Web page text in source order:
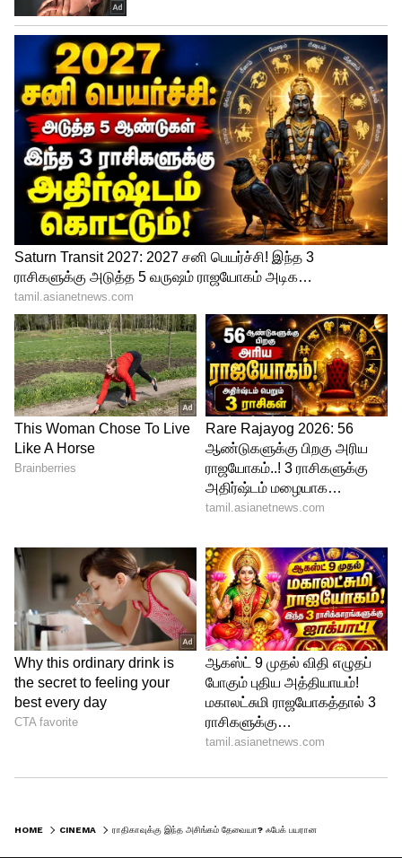
அதாவது, "மலையாள பட ஷூட்டிங்கில்
கலந்து கொண்டு நான் நடிக்கும் போது... சில
ஆண்கள் கும்பலாக நின்று போனை பார்த்து
சிரித்துக் கொண்டிருந்தனர். அந்த வழியாக
நான் செல்லும்போது ஏதோ வீடியோவை
பார்த்து தான் சிரிக்கிறார்கள் என்பது
புரிந்தது. அங்கிருந்த தமிழ் ஆள் ஒருவரை
கூப்பிட்டு அவர்கள் அப்படி என்ன
வீடியோவை பார்த்து சிரித்துக்
கொண்டிருக்கிறார்கள்? என கேட்டேன்.
அவர் அப்போது சொன்ன விஷயம் எனக்கு
தூக்கி வாரி போட்டது. அவர்கள் நடிகைகள்
சிலர் கேரவன்ல துணி மாற்றும் வீடியோ
பார்த்து தான் சிரிக்கிறார்கள் என
சொன்னார்".
HOME CINEMA